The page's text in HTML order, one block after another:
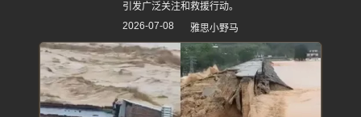
引发广泛关注和救援行动。
2026-07-08
雅思小野马